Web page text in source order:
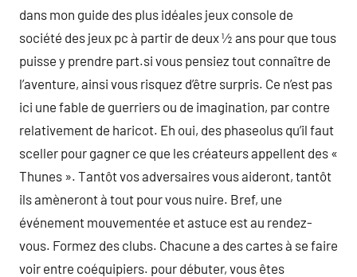
dans mon guide des plus idéales jeux console de
société des jeux pc à partir de deux ½ ans pour que tous
puisse y prendre part.si vous pensiez tout connaître de
l’aventure, ainsi vous risquez d’être surpris. Ce n’est pas
ici une fable de guerriers ou de imagination, par contre
relativement de haricot. Eh oui, des phaseolus qu’il faut
sceller pour gagner ce que les créateurs appellent des «
Thunes ». Tantôt vos adversaires vous aideront, tantôt
ils amèneront à tout pour vous nuire. Bref, une
événement mouvementée et astuce est au rendez-
vous. Formez des clubs. Chacune a des cartes à se faire
voir entre coéquipiers. pour débuter, vous êtes